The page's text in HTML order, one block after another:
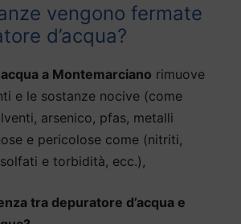
vengono fermate
d’acqua?
a Montemarciano rimuove
e le sostanze nocive (come
arsenico, pfas, metalli
e pericolose come (nitriti,
e torbidità, ecc.),
tra depuratore d’acqua e